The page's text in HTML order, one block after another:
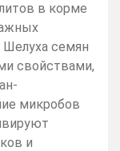
в корме
Шелуха семян
свойствами,
микробов
и